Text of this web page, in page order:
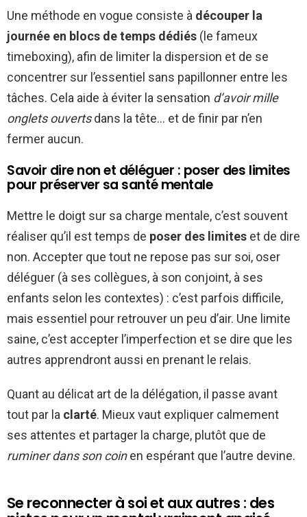
Une méthode en vogue consiste à découper la
journée en blocs de temps dédiés (le fameux
timeboxing), afin de limiter la dispersion et de se
concentrer sur l’essentiel sans papillonner entre les
tâches. Cela aide à éviter la sensation d’avoir mille
onglets ouvertsdans la tête… et de finir par n’en
fermer aucun.
Savoir dire non et déléguer : poser des limites
pour préserver sa santé mentale
Mettre le doigt sur sa charge mentale, c’est souvent
réaliser qu’il est temps de poser des limites et de dire
non. Accepter que tout ne repose pas sur soi, oser
déléguer (à ses collègues, à son conjoint, à ses
enfants selon les contextes) : c’est parfois difficile,
mais essentiel pour retrouver un peu d’air. Une limite
saine, c’est accepter l’imperfection et se dire que les
autres apprendront aussi en prenant le relais.
Quant au délicat art de la délégation, il passe avant
tout par la clarté. Mieux vaut expliquer calmement
ses attentes et partager la charge, plutôt que de
ruminer dans son coinen espérant que l’autre devine.
Se reconnecter à soi et aux autres : des